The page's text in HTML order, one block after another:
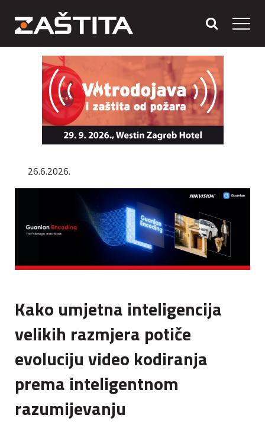
26.6.2026.
Kako umjetna inteligencija
velikih razmjera potiče
evoluciju video kodiranja
prema inteligentnom
razumijevanju